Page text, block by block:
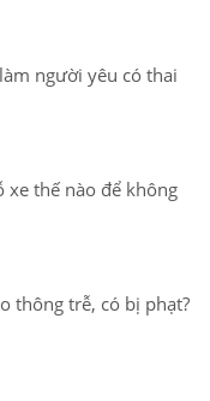
người yêu có thai
xe thế nào để không
thông trễ, có bị phạt?